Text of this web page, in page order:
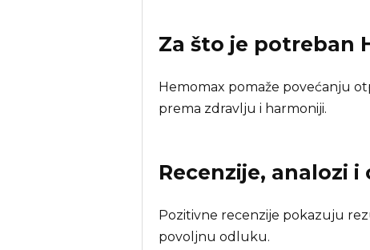
Za što je potreban
Hemomax pomaže povećanju
prema zdravlju i harmoniji.
Recenzije, analozi i
Pozitivne recenzije pokazuju
povoljnu odluku.